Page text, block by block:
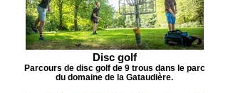
Disc golf
Parcours de disc golf de 9 trous dans le parc
du domaine de la Gataudière.